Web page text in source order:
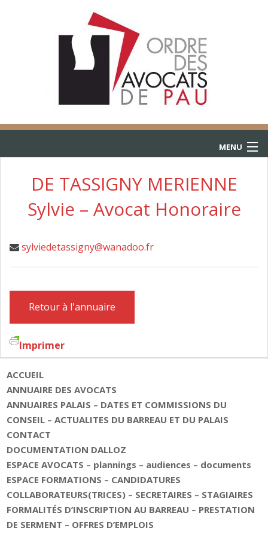
MENU
ACCUEIL
ANNUAIRE
CONTACT
DE TASSIGNY MERIENNE
Sylvie – Avocat Honoraire
sylviedetassigny@wanadoo.fr
Retour à l'annuaire
Imprimer
ACCUEIL
ANNUAIRE DES AVOCATS
ANNUAIRES PALAIS – DATES ET COMMISSIONS DU
CONSEIL – ACTUALITES DU BARREAU ET DU PALAIS
CONTACT
DOCUMENTATION DALLOZ
ESPACE AVOCATS – plannings – audiences – documents
ESPACE FORMATIONS – CANDIDATURES
COLLABORATEURS(TRICES) – SECRETAIRES – STAGIAIRES
FORMALITÉS D’INSCRIPTION AU BARREAU – PRESTATION
DE SERMENT – OFFRES D’EMPLOIS